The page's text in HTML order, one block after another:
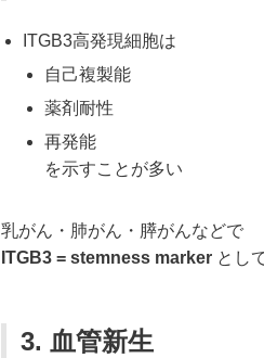
ITGB3高発現細胞は
自己複製能
薬剤耐性
再発能
を示すことが多い
乳がん・肺がん・膵がんなどで
ITGB3 = stemness marker とし
3. 血管新生